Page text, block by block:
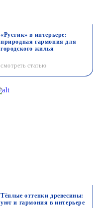
«Рустик» в интерьере:
природная гармония для
городского жилья
смотреть статью
Тёплые оттенки древесины:
уют и гармония в интерьере